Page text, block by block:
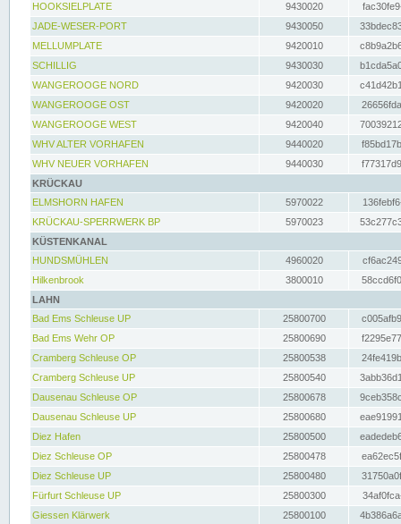
HOOKSIELPLATE
9430020
JADE-WESER-PORT
9430050
MELLUMPLATE
9420010
SCHILLIG
9430030
WANGEROOGE NORD
9420030
WANGEROOGE OST
9420020
WANGEROOGE WEST
9420040
WHV ALTER VORHAFEN
9440020
WHV NEUER VORHAFEN
9440030
KRÜCKAU
ELMSHORN HAFEN
5970022
KRÜCKAU-SPERRWERK BP
5970023
KÜSTENKANAL
HUNDSMÜHLEN
4960020
Hilkenbrook
3800010
LAHN
Bad Ems Schleuse UP
25800700
Bad Ems Wehr OP
25800690
Cramberg Schleuse OP
25800538
Cramberg Schleuse UP
25800540
Dausenau Schleuse OP
25800678
Dausenau Schleuse UP
25800680
Diez Hafen
25800500
Diez Schleuse OP
25800478
Diez Schleuse UP
25800480
Fürfurt Schleuse UP
25800300
Giessen Klärwerk
25800100